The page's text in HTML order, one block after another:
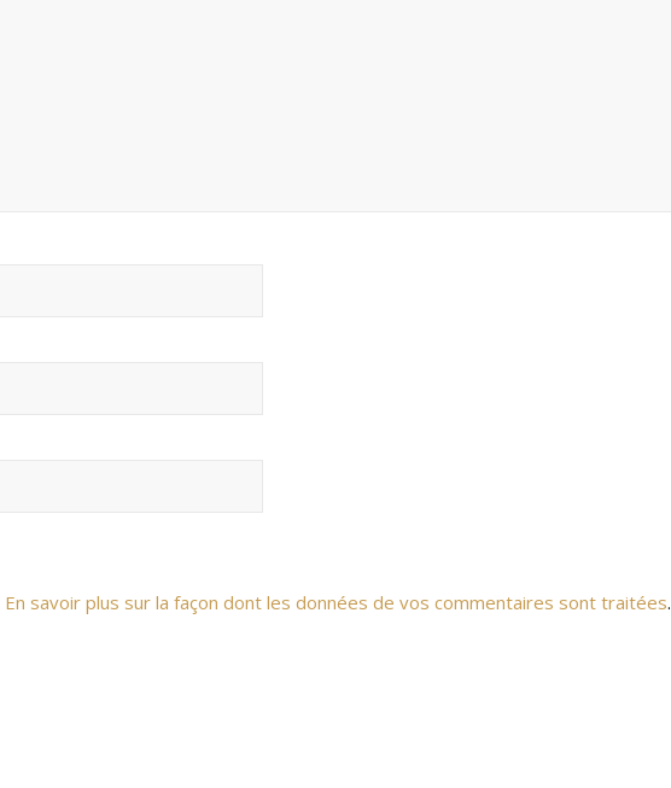
En savoir plus sur la façon dont les données de vos commentaires sont traitées.